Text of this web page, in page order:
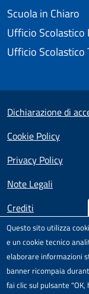
Questo sito utilizza
e un cookie tecnico
elaborare informazioni
banner ricompaia
fai clic sul pulsante "OK,
Scuola in Chiaro
Ufficio Scolastico
Ufficio Scolastico
Small
Dichiarazione di
Cookie Policy
Privacy Policy
Note Legali
Crediti
TestSito
Comunità di
nell'ambito
Il modello di sito è